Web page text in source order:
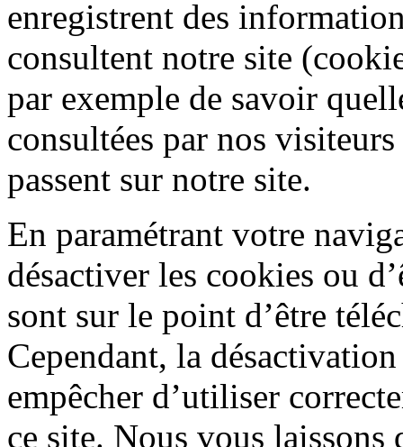
enregistrent des
consultent notre site
par exemple de savoir
consultées par nos
passent sur notre site.
En paramétrant votre
désactiver les cookies ou
sont sur le point d’être
Cependant, la
empêcher d’utiliser
ce site. Nous vous